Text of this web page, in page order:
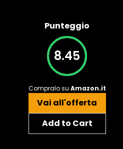
Punteggio
8.45
Compralo su Amazon.it
Vai all'offerta
Add to Cart